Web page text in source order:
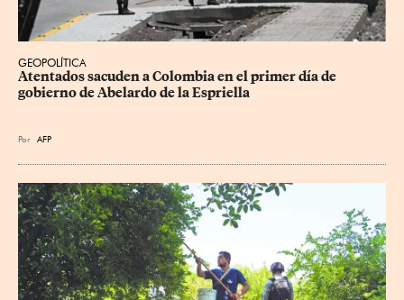
GEOPOLÍTICA
Atentados sacuden a Colombia en el primer día de
gobierno de Abelardo de la Espriella
Por AFP